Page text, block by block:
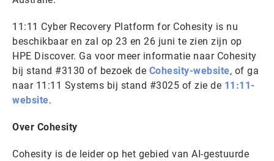
11:11 Cyber Recovery Platform for Cohesity is nu
beschikbaar en zal op 23 en 26 juni te zien zijn op
HPE Discover. Ga voor meer informatie naar Cohesity
bij stand #3130 of bezoek de Cohesity-website, of ga
naar 11:11 Systems bij stand #3025 of zie de 11:11-
website.
Over Cohesity
Cohesity is de leider op het gebied van AI-gestuurde